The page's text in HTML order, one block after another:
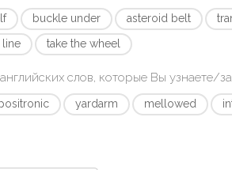
buckle under asteroid belt
line take the wheel
слов, которые Вы узнаете/
yardarm mellowed